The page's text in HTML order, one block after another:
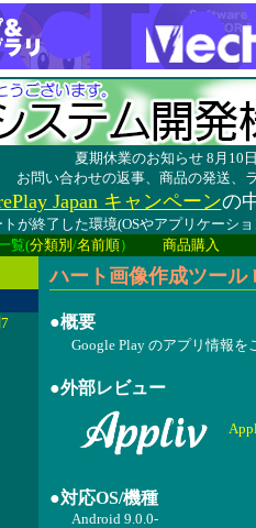
夏期休業のお知らせ 8月10
お問い合わせの返事、商品の発送、
Japan キャンペーンの
が終了した環境(OSやアプリケーシ
覧(分類別 /名前順） 商品購入
ハート画像作成ツー
●概要
Google Play のアプリ情報を
●外部レビュー
●対応OS/機種
Android 9.0.0-